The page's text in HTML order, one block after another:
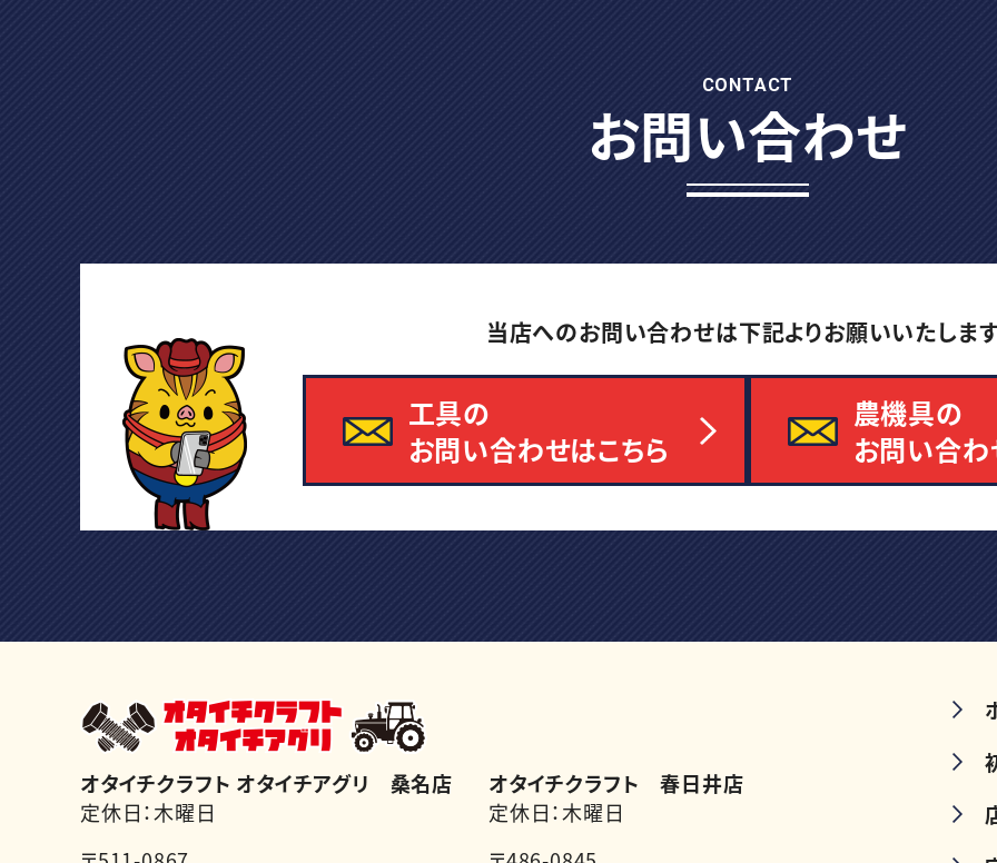
CONTACT
お問い合わせ
当店へのお問い合わせは下記よりお願いいたします
工具の
お問い合わせはこちら
農機具の
お問い合わ
オタイチクラフト オタイチアグリ 桑名店
定休日：木曜日
オタイチクラフト 春日井店
定休日：木曜日